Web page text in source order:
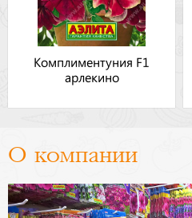
Комплиментуния F1
арлекино
О компании